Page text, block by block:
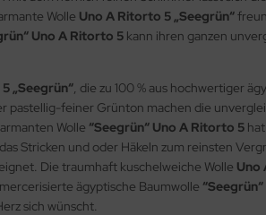
Wolle Uno A Ritorto 5 „Seegrün“
Uno A Ritorto 5 kann ihren ganzen
„Seegrün“ , die zu 100 % aus hochwertiger
pastellig-feiner Grünton machen die
Wolle “Seegrün“ Uno A Ritorto 5
Stricken und oder Häkeln zum reinsten
Die traumhaft kuschelweiche Wolle Uno
ägyptische Baumwolle
sich wünscht.